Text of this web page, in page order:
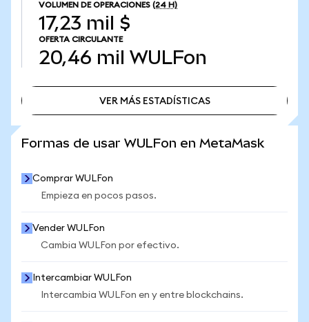
VOLUMEN DE OPERACIONES (24 H)
17,23 mil $
OFERTA CIRCULANTE
20,46 mil WULFon
VER MÁS ESTADÍSTICAS
Formas de usar WULFon en MetaMask
Comprar WULFon
Empieza en pocos pasos.
Vender WULFon
Cambia WULFon por efectivo.
Intercambiar WULFon
Intercambia WULFon en y entre blockchains.